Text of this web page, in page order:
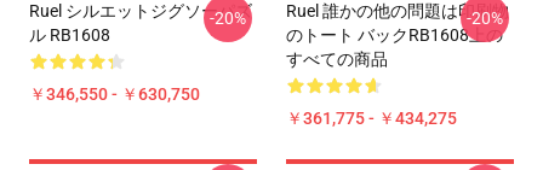
Ruel シルエットジグソーパズ
ル RB1608
￥346,550 - ￥630,750
-20%
Ruel 誰かの他の問題は印刷物
のトート バックRB1608上の
すべての商品
￥361,775 - ￥434,275
-20%